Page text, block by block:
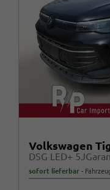
Volkswagen
DSG LED+
sofort lieferbar